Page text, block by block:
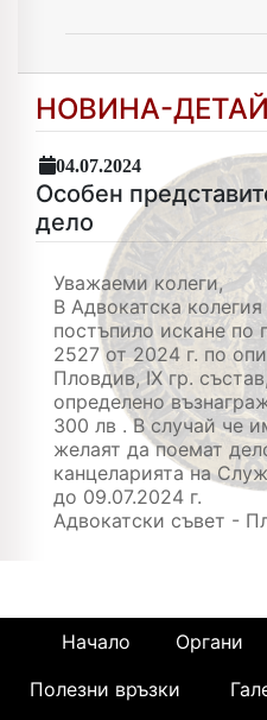
НОВИНА-
04.07.2024
Oсобен
дело
Уважаеми колеги,
В Адвокатска
постъпило искане
2527 от 2024 г. по
Пловдив, IX гр.
определено
300 лв . В случай че
желаят да поемат
канцеларията на
до 09.07.2024 г.
Адвокатски съвет -
Начало Органи
Полезни връзки